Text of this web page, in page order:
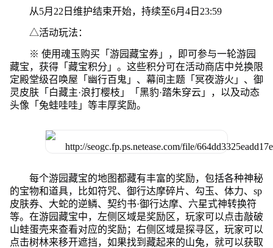
从5月22日维护结束开始，持续至6月4日23:59
△活动玩法：
※ 使用魂玉购买「游园藏宝券」，即可参与一轮游园
藏宝，获得「藏宝积分」。这些积分可在活动商店中兑换限
定殿堂级召唤屋「幽行百鬼」、幕间主题「冥夜游火」、御
灵皮肤「白藏主·浪打樱枝」「黑豹·踏朱穿云」，以及动态
头像「兔蛙哇哇」等丰厚奖励。
每个游园藏宝的地图都藏有丰富的奖励，包括各种神秘
的宝物和道具，比如符咒、御行达摩碎片、勾玉、体力、sp
皮肤券、大蛇的逆鳞、契约书·御行达摩、六星式神转换符
等。在游园藏宝中，左侧区域是奖励区，玩家可以点击敲破
山蛙蛋壳来查看对应的奖励；右侧区域是探寻区，玩家可以
点击树林来移开遮挡，如果找到藏起来的山兔，就可以获取